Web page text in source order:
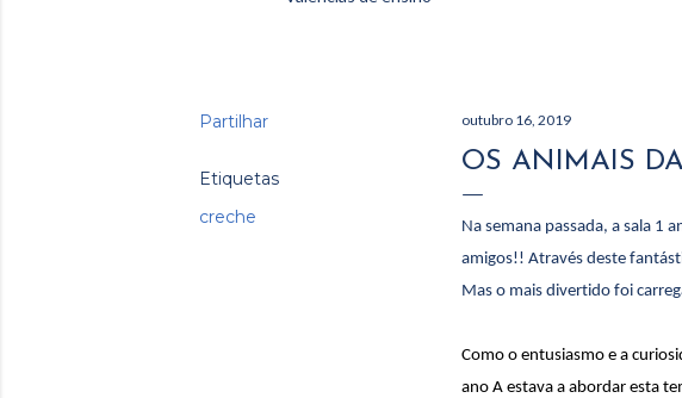
Partilhar
Etiquetas
creche
outubro 16, 2019
OS ANIMAIS
Na semana passada, a sala 1
amigos!! Através deste
Mas o mais divertido foi
Como o entusiasmo e a
ano A estava a abordar esta